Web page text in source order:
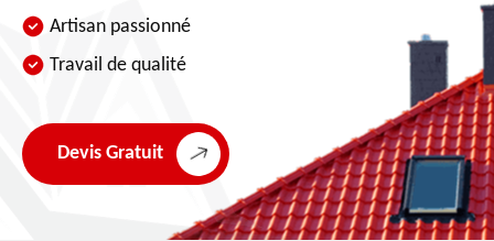
Artisan passionné
Travail de qualité
Devis Gratuit